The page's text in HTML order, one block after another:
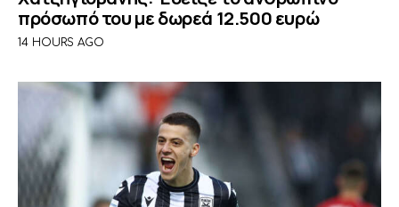
πρόσωπό του με δωρεά 12.500 ευρώ
14 HOURS AGO